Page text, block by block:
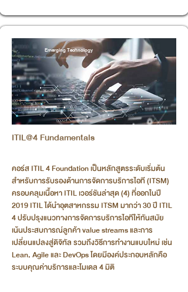
Emerging Technology
ITIL@4 Fundamentals
คอร์ส ITIL 4 Foundation เป็นหลักสูตรระดับเริ่มต้น
สำหรับการรับรองด้านการจัดการบริการไอที (ITSM)
ครอบคลุมเนื้อหา ITIL เวอร์ชันล่าสุด (4) ที่ออกในปี
2019 ITIL ได้นำอุตสาหกรรม ITSM มากว่า 30 ปี ITIL
4 ปรับปรุงแนวทางการจัดการบริการไอทีให้ทันสมัย
เน้นประสบการณ์ลูกค้า value streams และการ
เปลี่ยนแปลงสู่ดิจิทัล รวมถึงวิธีการทำงานแบบใหม่ เช่น
Lean, Agile และ DevOps โดยมีองค์ประกอบหลักคือ
ระบบคุณค่าบริการและโมเดล 4 มิติ